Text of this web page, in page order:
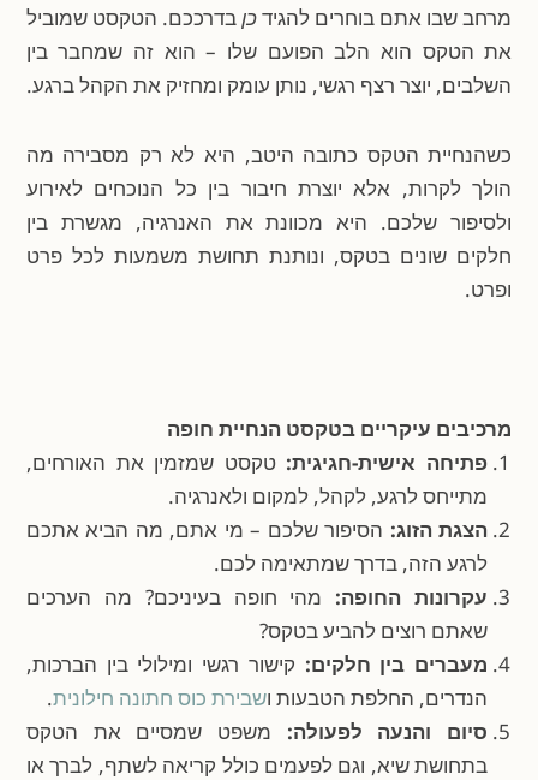
מרחב שבו אתם בוחרים להגידכןבדרככם. הטקסט שמוביל
את הטקס הוא הלב הפועם שלו – הוא זה שמחבר בין
השלבים, יוצר רצף רגשי, נותן עומק ומחזיק את הקהל ברגע.
כשהנחיית הטקס כתובה היטב, היא לא רק מסבירה מה
הולך לקרות, אלא יוצרת חיבור בין כל הנוכחים לאירוע
ולסיפור שלכם. היא מכוונת את האנרגיה, מגשרת בין
חלקים שונים בטקס, ונותנת תחושת משמעות לכל פרט
ופרט.
מרכיבים עיקריים בטקסט הנחיית חופה
פתיחה אישית-חגיגית:טקסט שמזמין את האורחים,
מתייחס לרגע, לקהל, למקום ולאנרגיה.
הצגת הזוג:הסיפור שלכם – מי אתם, מה הביא אתכם
לרגע הזה, בדרך שמתאימה לכם.
עקרונות החופה:מהי חופה בעיניכם? מה הערכים
שאתם רוצים להביע בטקס?
מעברים בין חלקים:קישור רגשי ומילולי בין הברכות,
הנדרים, החלפת הטבעות ו שבירת כוס חתונה חילונית.
סיום והנעה לפעולה:משפט שמסיים את הטקס
בתחושת שיא, וגם לפעמים כולל קריאה לשתף, לברך או